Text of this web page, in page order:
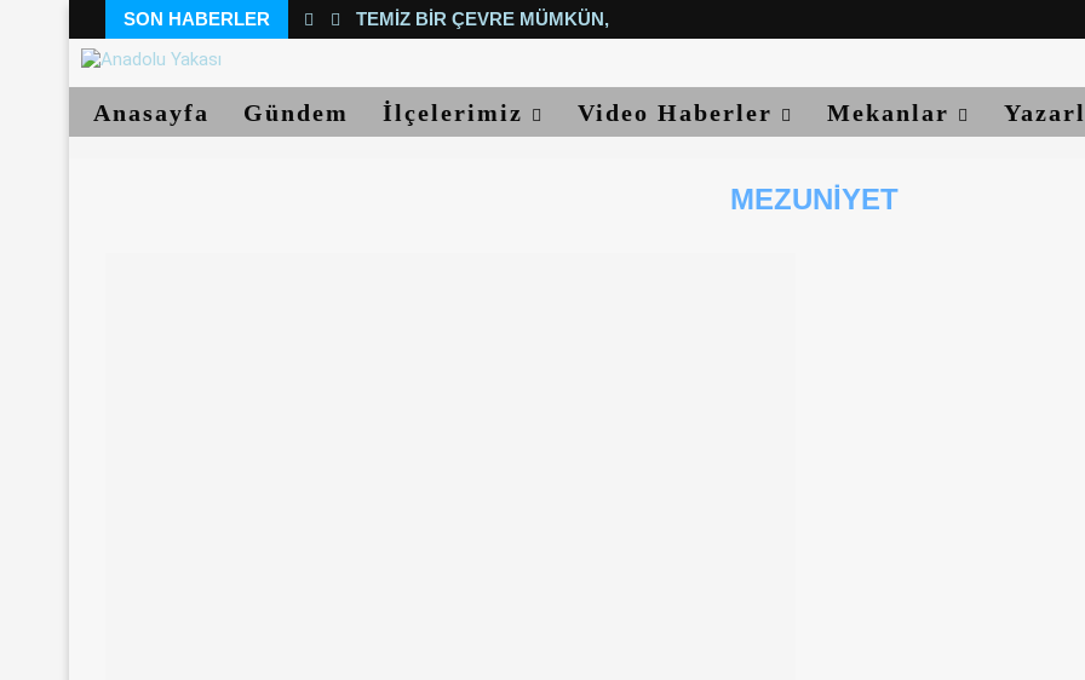
SON HABERLER TEMIZ BIR ÇEVRE MÜMKÜN, YETER...
Anasayfa Gündem İlçelerimiz Video Haberler Mekanlar
MEZUNIYET